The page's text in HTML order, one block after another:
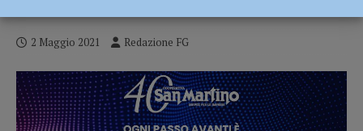
2 Maggio 2021 Redazione FG